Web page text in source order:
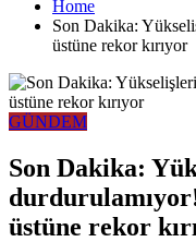
Home
Son Dakika:
üstüne rekor kırıyor
GÜNDEM
Son Dakika:
üstüne rekor